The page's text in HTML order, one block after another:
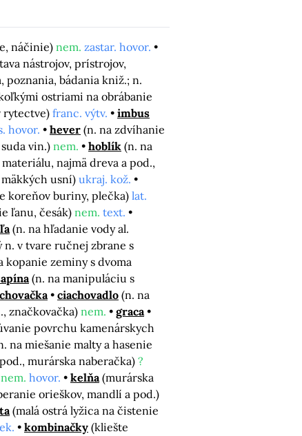
náčinie) nem. zastar. hovor.
nástrojov, prístrojov,
poznania, bádania kniž.; n.
ostriami na obrábanie
rytectve)franc. výtv.
imbus
hovor. hever (n. na zdvíhanie
vin.) nem. hoblík (n. na
najmä dreva a pod.,
usní)ukraj. kož.
koreňov buriny, plečka) lat.
ľanu, česák) nem. text.
(n. na hľadanie vody al.
n. v tvare ručnej zbrane s
kopanie zeminy s dvoma
(n. na manipuláciu s
ciachovadlo (n. na
značkovačka) nem.
graca
povrchu kamenárskych
na miešanie malty a hasenie
murárska naberačka) ?
hovor. kelňa (murárska
orieškov, mandlí a pod.)
(malá ostrá lyžica na čistenie
kombinačky (kliešte